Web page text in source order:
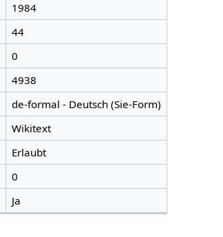
1984
44
0
4938
de-formal - Deutsch (Sie-Form)
Wikitext
Erlaubt
0
Ja